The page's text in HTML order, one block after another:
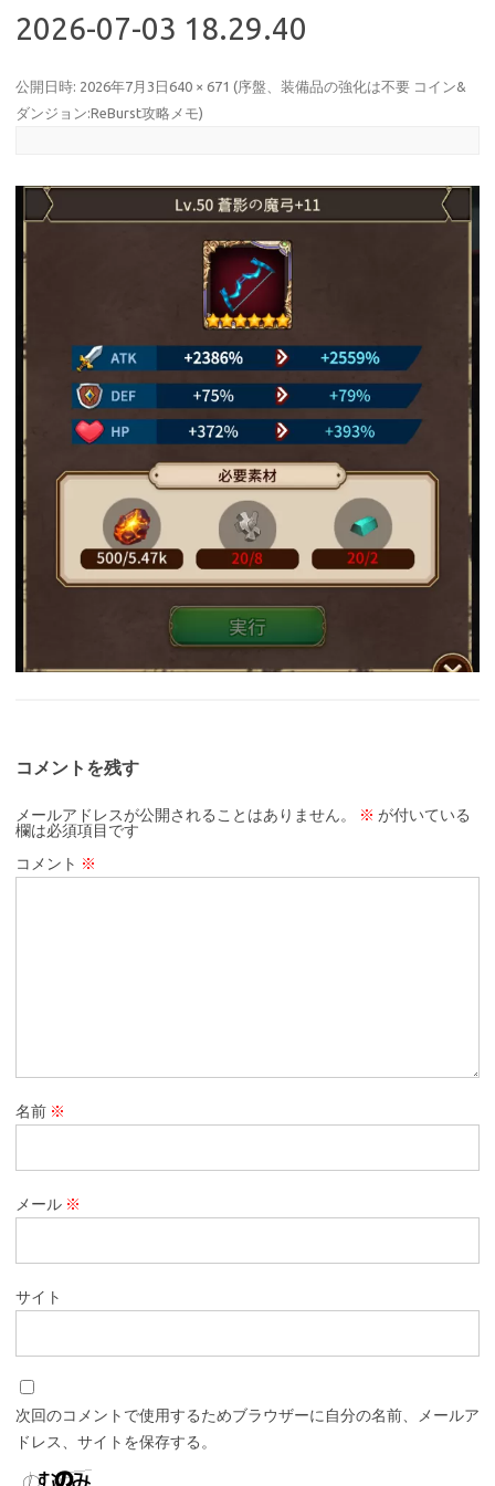
2026-07-03 18.29.40
公開日時: 2026年7月3日 640 × 671 (序盤、装備品の強化は不要 コイン&
ダンジョン:ReBurst攻略メモ)
コメントを残す
メールアドレスが公開されることはありません。 ※ が付いている
欄は必須項目です
コメント ※
名前 ※
メール ※
サイト
次回のコメントで使用するためブラウザーに自分の名前、メールア
ドレス、サイトを保存する。